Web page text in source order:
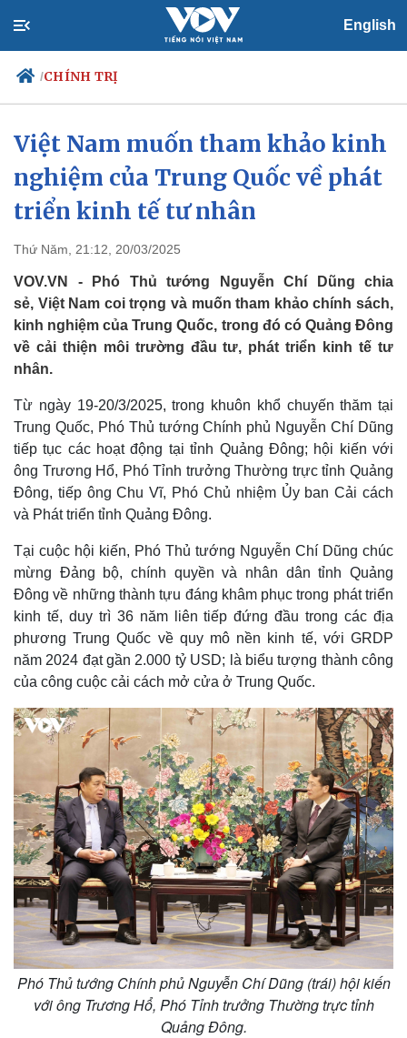
English
/CHÍNH TRỊ
Chính trị
Đảng
Tổ chức nhân sự
Nhận diện sự thật
Xã hội
Tin 24h
Dự báo thời tiết
Việc làm
Biển đảo
Việt Nam muốn tham khảo kinh
nghiệm của Trung Quốc về phát
triển kinh tế tư nhân
Thứ Năm, 21:12, 20/03/2025
VOV.VN - Phó Thủ tướng Nguyễn Chí Dũng chia
sẻ, Việt Nam coi trọng và muốn tham khảo chính sách,
kinh nghiệm của Trung Quốc, trong đó có Quảng Đông
về cải thiện môi trường đầu tư, phát triển kinh tế tư
nhân.
Từ ngày 19-20/3/2025, trong khuôn khổ chuyến thăm tại
Trung Quốc, Phó Thủ tướng Chính phủ Nguyễn Chí Dũng
tiếp tục các hoạt động tại tỉnh Quảng Đông; hội kiến với
ông Trương Hổ, Phó Tỉnh trưởng Thường trực tỉnh Quảng
Đông, tiếp ông Chu Vĩ, Phó Chủ nhiệm Ủy ban Cải cách
và Phát triển tỉnh Quảng Đông.
Tại cuộc hội kiến, Phó Thủ tướng Nguyễn Chí Dũng chúc
mừng Đảng bộ, chính quyền và nhân dân tỉnh Quảng
Đông về những thành tựu đáng khâm phục trong phát triển
kinh tế, duy trì 36 năm liên tiếp đứng đầu trong các địa
phương Trung Quốc về quy mô nền kinh tế, với GRDP
năm 2024 đạt gần 2.000 tỷ USD; là biểu tượng thành công
của công cuộc cải cách mở cửa ở Trung Quốc.
Phó Thủ tướng Chính phủ Nguyễn Chí Dũng (trái) hội kiến
với ông Trương Hổ, Phó Tỉnh trưởng Thường trực tỉnh
Quảng Đông.